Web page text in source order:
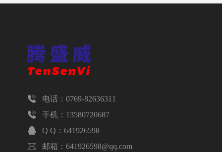
 电话：0769-82636311
 手机：13580720687
 Q Q：641926598
 邮箱：641926598@qq.com